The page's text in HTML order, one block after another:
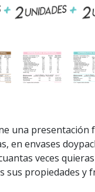
una presentación
en envases
veces
sus propiedades y